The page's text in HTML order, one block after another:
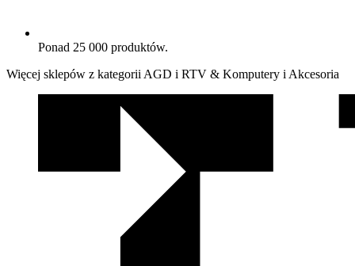
Ponad 25 000 produktów.
Więcej sklepów z kategorii AGD i RTV & Komputery i Akcesoria